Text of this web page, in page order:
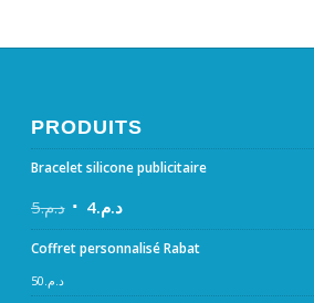
PRODUITS
Bracelet silicone publicitaire
د.م.5 د.م.4
Coffret personnalisé Rabat
د.م. 50